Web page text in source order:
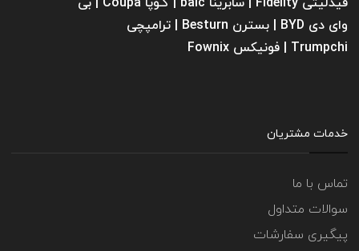
وای دی BYD | بسترن Besturn | ترامپچی
Trumpchi | فونیکس Fownix
خدمات مشتریان
تماس با ما
سوالات متداول
پیگیری سفارشات